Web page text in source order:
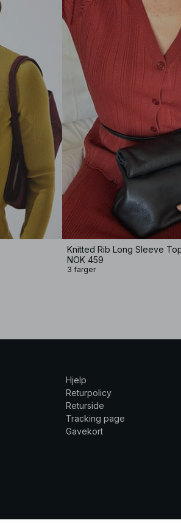
Knitted Rib Long Sleeve
NOK 459
3 farger
Hjelp
Returpolicy
Returside
Tracking page
Gavekort